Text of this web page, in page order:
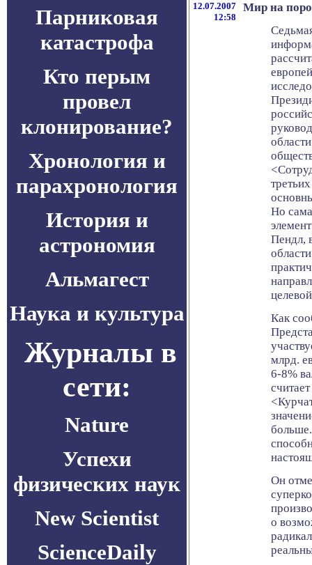
Парниковая
катастрофа
Кто перым
провел
клонирование?
Хронология и
парахронология
История и
астрономия
Альмагест
Наука и культура
Журналы в
сети:
Nature
Успехи
физических наук
New Scientist
ScienceDaily
12.07.2007
12:58
Мир на
Но
Пендл,
Как
млрд.
6-8%
Он
о